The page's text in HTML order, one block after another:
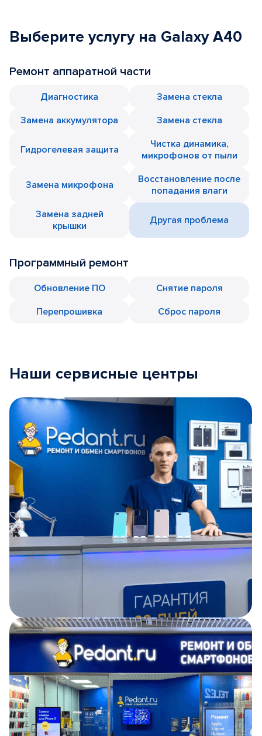
Выберите услугу на Galaxy A40
Ремонт аппаратной части
Диагностика
Замена стекла
Замена аккумулятора
Замена стекла
Гидрогелевая защита
Чистка динамика,
микрофонов от пыли
Замена микрофона
Восстановление после
попадания влаги
Замена задней
крышки
Другая проблема
Программный ремонт
Обновление ПО
Снятие пароля
Перепрошивка
Сброс пароля
Наши сервисные центры